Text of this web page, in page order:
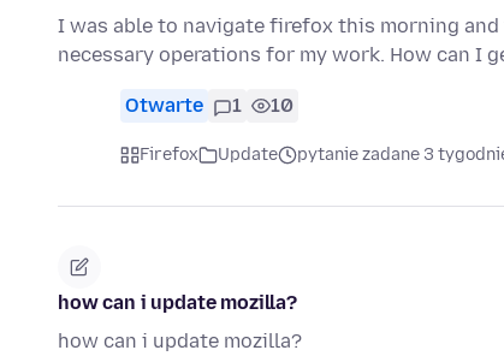
I was able to navigate firefox this morning
necessary operations for my work. How can I
Otwarte 1 10
Firefox Update pytanie zadane 3
how can i update mozilla?
how can i update mozilla?